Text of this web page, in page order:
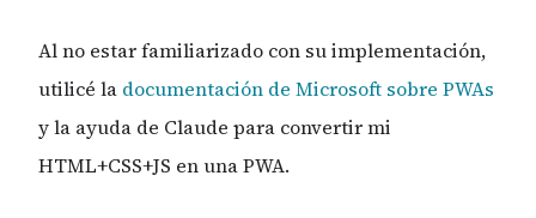
Al no estar familiarizado con su implementación,
utilicé la documentación de Microsoft sobre PWAs
y la ayuda de Claude para convertir mi
HTML+CSS+JS en una PWA.